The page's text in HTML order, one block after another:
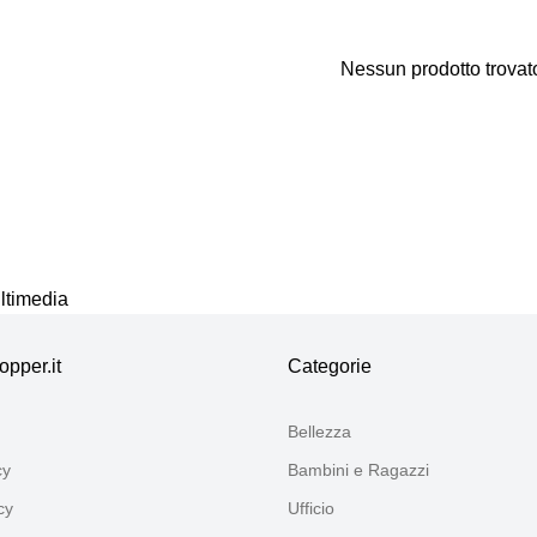
Nessun prodotto
Categorie
Bellezza
Bambini e Ragazzi
Ufficio